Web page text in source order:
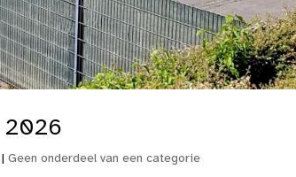
2026
|Geen onderdeel van een categorie